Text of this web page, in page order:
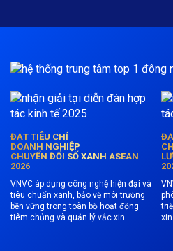
ĐẠT TIÊU CHÍ
DOANH NGHIỆP
CHUYỂN ĐỔI SỐ XANH ASEAN
2026
VNVC áp dụng công nghệ hiện đại và
tiêu chuẩn xanh, bảo vệ môi trường
bền vững trong toàn bộ hoạt động
tiêm chủng và quản lý vắc xin.